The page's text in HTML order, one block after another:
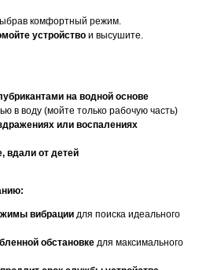
комфортный режим.
устройство и высушите.
на водной основе
в воду (мойте только рабочую часть)
или воспалениях
вдали от детей
вибрации для поиска идеального
обстановке для максимального